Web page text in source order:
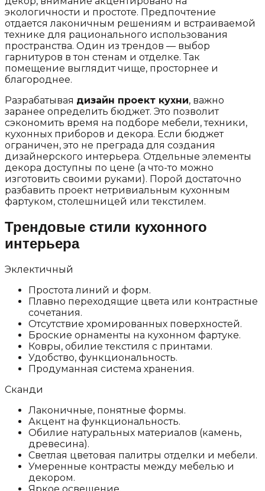
экологичности и простоте. Предпочтение
отдается лаконичным решениям и встраиваемой
технике для рационального использования
пространства. Один из трендов — выбор
гарнитуров в тон стенам и отделке. Так
помещение выглядит чище, просторнее и
благороднее.
Разрабатывая дизайн проект кухни, важно
заранее определить бюджет. Это позволит
сэкономить время на подборе мебели, техники,
кухонных приборов и декора. Если бюджет
ограничен, это не преграда для создания
дизайнерского интерьера. Отдельные элементы
декора доступны по цене (а что-то можно
изготовить своими руками). Порой достаточно
разбавить проект нетривиальным кухонным
фартуком, столешницей или текстилем.
Трендовые стили кухонного
интерьера
Эклектичный
Простота линий и форм.
Плавно переходящие цвета или контрастные
сочетания.
Отсутствие хромированных поверхностей.
Броские орнаменты на кухонном фартуке.
Ковры, обилие текстиля с принтами.
Удобство, функциональность.
Продуманная система хранения.
Сканди
Лаконичные, понятные формы.
Акцент на функциональность.
Обилие натуральных материалов (камень,
древесина).
Светлая цветовая палитры отделки и мебели.
Умеренные контрасты между мебелью и
декором.